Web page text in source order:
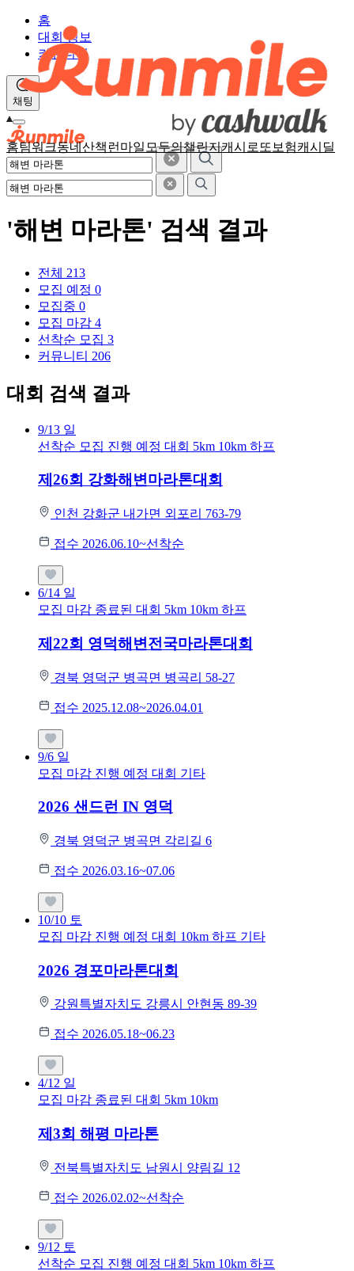
홈팀워크동네산책 런마일 모두의챌린지캐시로또 보험캐시딜
홈
대회 정보
커뮤니티
채팅
'해변 마라톤' 검색 결과
전체 213
모집 예정 0
모집중 0
모집 마감 4
선착순 모집 3
커뮤니티 206
대회 검색 결과
9/13 일
선착순 모집 진행 예정 대회 5km 10km 하프
제26회 강화해변마라톤대회
인천 강화군 내가면 외포리 763-79
접수 2026.06.10~선착순
6/14 일
모집 마감 종료된 대회 5km 10km 하프
제22회 영덕해변전국마라톤대회
경북 영덕군 병곡면 병곡리 58-27
접수 2025.12.08~2026.04.01
9/6 일
모집 마감 진행 예정 대회 기타
2026 샌드런 IN 영덕
경북 영덕군 병곡면 각리길 6
접수 2026.03.16~07.06
10/10 토
모집 마감 진행 예정 대회 10km 하프 기타
2026 경포마라톤대회
강원특별자치도 강릉시 안현동 89-39
접수 2026.05.18~06.23
4/12 일
모집 마감 종료된 대회 5km 10km
제3회 해평 마라톤
전북특별자치도 남원시 양림길 12
접수 2026.02.02~선착순
9/12 토
선착순 모집 진행 예정 대회 5km 10km 하프